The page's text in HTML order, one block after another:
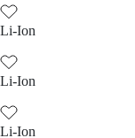
Li-Ion
Li-Ion
Li-Ion